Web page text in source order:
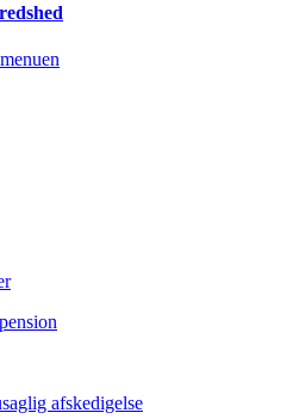
afskedigelse